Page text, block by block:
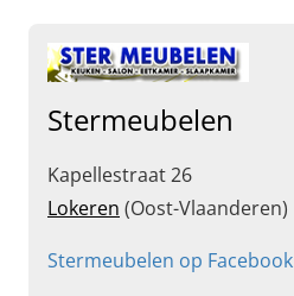
Stermeubelen
Kapellestraat 26
Lokeren (Oost-Vlaanderen)
Stermeubelen op Facebook